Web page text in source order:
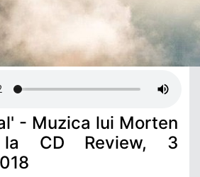
- Muzica lui Morten
la CD Review, 3